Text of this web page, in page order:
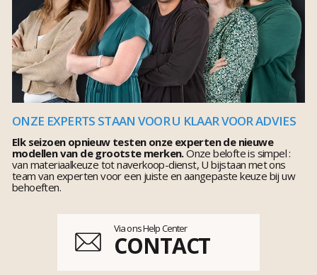
ONZE EXPERTS STAAN VOOR U KLAAR VOOR ADVIES
Elk seizoen opnieuw testen onze experten de nieuwe
modellen van de grootste merken.Onze belofte is simpel :
van materiaalkeuze tot naverkoop-dienst, U bijstaan met ons
team van experten voor een juiste en aangepaste keuze bij uw
behoeften.
Via ons Help Center
CONTACT